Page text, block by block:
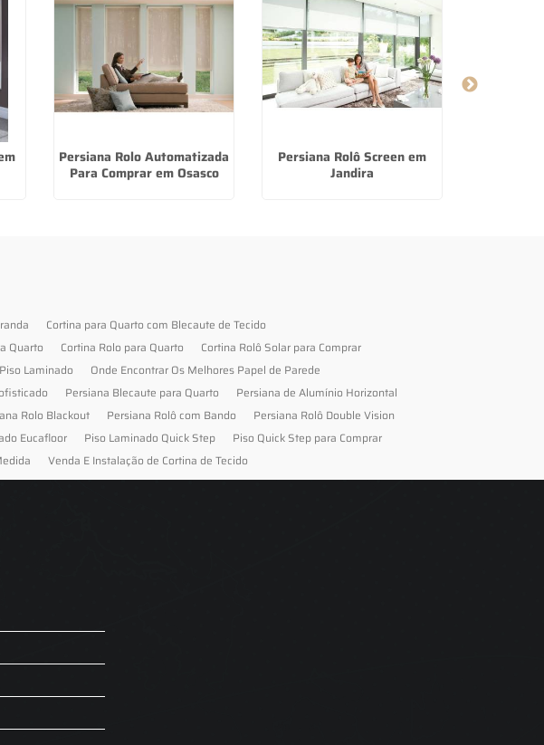
Persiana Rolo Automatizada
Para Comprar em Osasco
Persiana Rolô Screen em
Jandira
Cortina para Quarto com Blecaute de Tecido
Quarto Cortina Rolo para Quarto
Cortina Rolô Solar para Comprar
Laminado
Onde Encontrar Os Melhores Papel de Parede
Persiana Blecaute para Quarto
Persiana de Alumínio Horizontal
Rolo Blackout Persiana Rolô com Bando
Persiana Rolô Double Vision
Eucafloor Piso Laminado Quick Step
Piso Quick Step para Comprar
Venda E Instalação de Cortina de Tecido